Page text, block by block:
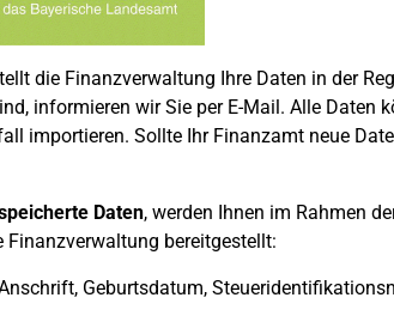
die Finanzverwaltung Ihre Daten in der
informieren wir Sie per E-Mail. Alle Daten
importieren. Sollte Ihr Finanzamt neue
Daten, werden Ihnen im Rahmen
Finanzverwaltung bereitgestellt:
Geburtsdatum,